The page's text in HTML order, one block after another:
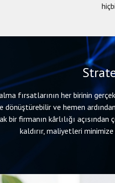
fırsatlarının her birinin
ve hemen
bir firmanın kârlılığı
kaldırır, maliyetleri